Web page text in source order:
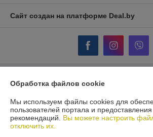
Сайт создан на платформе Deal.by
Информация для покупателя
Юридическое лицо:ООО "ПУМИ - С"
Г.МИНСК, УЛ. КАРВАТА, 87/1
Регистрационный номер ЕГР: 100205819
Обработка файлов cookie
Мы используем файлы cookies для
пользователей портала и
рекомендаций. Вы можете настроить
отключить их.